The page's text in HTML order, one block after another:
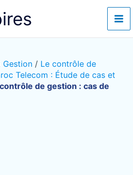
Gestion / Le contrôle de
Telecom : Étude de cas et
de gestion : cas de